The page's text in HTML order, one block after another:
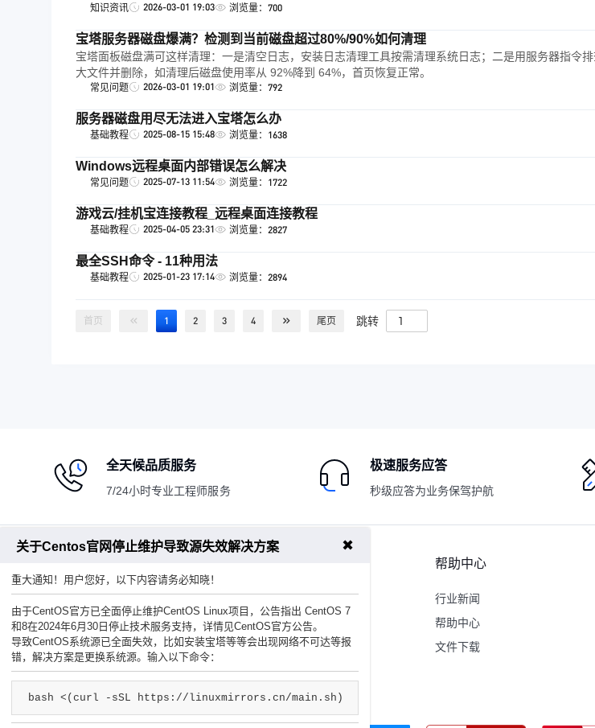
知识资讯 2026-03-01 19:03 浏览量：700
宝塔服务器磁盘爆满？检测到当前磁盘超过80%/90%如何清理
宝塔面板磁盘满可这样清理：一是清空日志，安装日志清理工具按需清理系统日志；二是用服务器指令
大文件并删除，如清理后磁盘使用率从 92%降到 64%，首页恢复正常。
常见问题 2026-03-01 19:01 浏览量：792
服务器磁盘用尽无法进入宝塔怎么办
基础教程 2025-08-15 15:48 浏览量：1638
Windows远程桌面内部错误怎么解决
常见问题 2025-07-13 11:54 浏览量：1722
游戏云/挂机宝连接教程_远程桌面连接教程
基础教程 2025-04-05 23:31 浏览量：2827
最全SSH命令 - 11种用法
基础教程 2025-01-23 17:14 浏览量：2894
首页 1 2 3 4 尾页 跳转
全天候品质服务
7/24小时专业工程师服务
极速服务应答
秒级应答为业务保驾护航
安全中心
实名认证
API管理
提交工单
服务条款
合作伙伴
代理推广
推广明细
帮助中心
行业新闻
帮助中心
文件下载
关于Centos官网停止维护导致源失效解决方案 ✖
重大通知！用户您好，以下内容请务必知晓！
由于CentOS官方已全面停止维护CentOS Linux项目，公告指出 CentOS 7
和8在2024年6月30日停止技术服务支持，详情见CentOS官方公告。
导致CentOS系统源已全面失效，比如安装宝塔等等会出现网络不可达等报
错，解决方案是更换系统源。输入以下命令：
bash <(curl -sSL https://linuxmirrors.cn/main.sh)